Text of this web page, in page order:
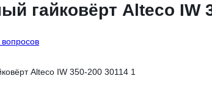
гайковёрт Alteco IW
вопросов